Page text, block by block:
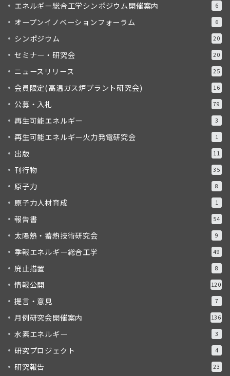
エネルギー総合工学シンポジウム開催案内 6
オープンイノベーションフォーラム 6
シンポジウム 20
セミナー・研究会 20
ニュースリリース 25
会員限定(高温ガス炉プラント研究会) 16
公募・入札 79
再生可能エネルギー 3
再生可能エネルギー火力発電研究会 1
出版 11
刊行物 35
原子力 8
原子力人材育成 1
報告書 54
太陽熱・蓄熱技術研究会 9
季報エネルギー総合工学 49
廃止措置 8
情報公開 120
提言・意見 7
月例研究会開催案内 136
水素エネルギー 3
研究プロジェクト 4
研究報告 23